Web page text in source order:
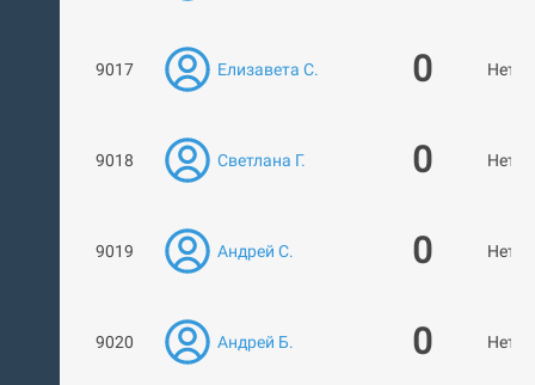
9017 Елизавета С. 0 Нет
9018 Светлана Г. 0 Нет
9019 Андрей С. 0 Нет
9020 Андрей Б. 0 Нет